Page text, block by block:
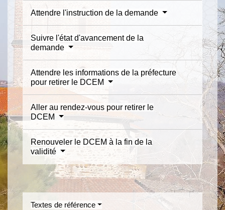
Attendre l'instruction de la demande
Suivre l'état d'avancement de la
demande
Attendre les informations de la préfecture
pour retirer le DCEM
Aller au rendez-vous pour retirer le
DCEM
Renouveler le DCEM à la fin de la
validité
Textes de référence